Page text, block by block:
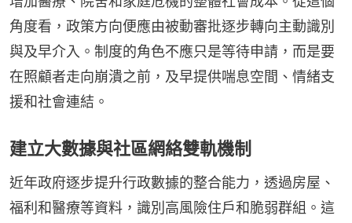
角度看，政策方向便應由被動審批逐步轉向主動識別
與及早介入。制度的角色不應只是等待申請，而是要
在照顧者走向崩潰之前，及早提供喘息空間、情緒支
援和社會連結。
建立大數據與社區網絡雙軌機制
近年政府逐步提升行政數據的整合能力，透過房屋、
福利和醫療等資料，識別高風險住戶和脆弱群組。這